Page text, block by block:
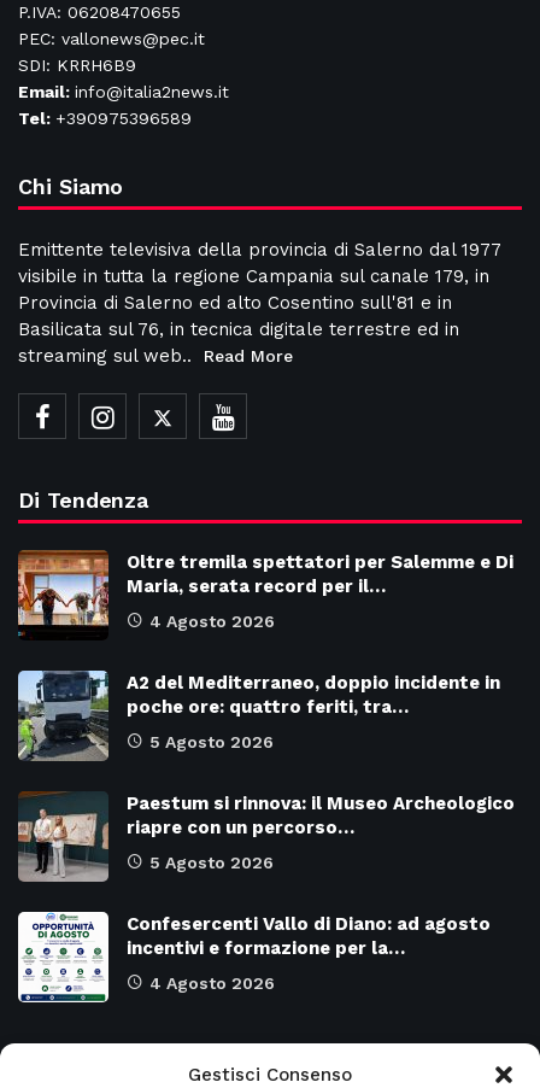
Gestisci Consenso
P.IVA: 06208470655
PEC: vallonews@pec.it
SDI: KRRH6B9
Email: info@italia2news.it
Tel: +390975396589
Chi Siamo
Emittente televisiva della provincia di Salerno dal 1977
visibile in tutta la regione Campania sul canale 179, in
Provincia di Salerno ed alto Cosentino sull'81 e in
Basilicata sul 76, in tecnica digitale terrestre ed in
streaming sul web..
Read More
Di Tendenza
Oltre tremila spettatori per Salemme e Di
Maria, serata record per il…
4 Agosto 2026
A2 del Mediterraneo, doppio incidente in
poche ore: quattro feriti, tra…
5 Agosto 2026
Paestum si rinnova: il Museo Archeologico
riapre con un percorso…
5 Agosto 2026
Confesercenti Vallo di Diano: ad agosto
incentivi e formazione per la…
4 Agosto 2026